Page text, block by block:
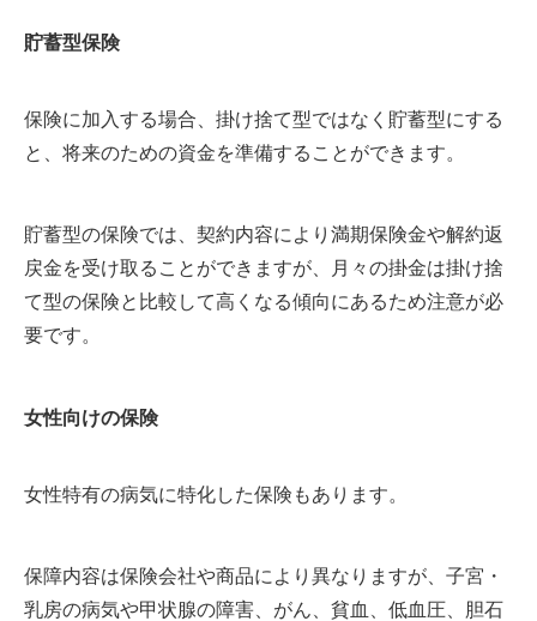
貯蓄型保険
保険に加入する場合、掛け捨て型ではなく貯蓄型にする
と、将来のための資金を準備することができます。
貯蓄型の保険では、契約内容により満期保険金や解約返
戻金を受け取ることができますが、月々の掛金は掛け捨
て型の保険と比較して高くなる傾向にあるため注意が必
要です。
女性向けの保険
女性特有の病気に特化した保険もあります。
保障内容は保険会社や商品により異なりますが、子宮・
乳房の病気や甲状腺の障害、がん、貧血、低血圧、胆石